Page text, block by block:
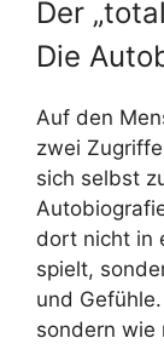
Der
Die
Auf den
zwei
sich selbst
dort nicht in
spielt,
und
sondern wie